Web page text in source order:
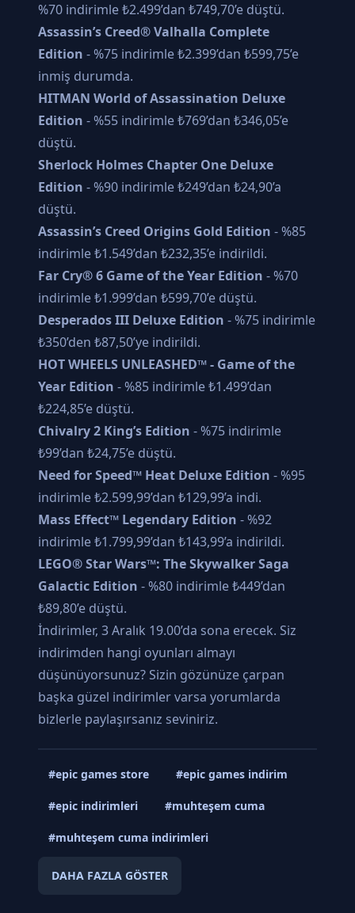
%70 indirimle ₺2.499’dan ₺749,70’e düştü.
Assassin’s Creed® Valhalla Complete
Edition - %75 indirimle ₺2.399’dan ₺599,75’e
inmiş durumda.
HITMAN World of Assassination Deluxe
Edition - %55 indirimle ₺769’dan ₺346,05’e
düştü.
Sherlock Holmes Chapter One Deluxe
Edition - %90 indirimle ₺249’dan ₺24,90’a
düştü.
Assassin’s Creed Origins Gold Edition - %85
indirimle ₺1.549’dan ₺232,35’e indirildi.
Far Cry® 6 Game of the Year Edition - %70
indirimle ₺1.999’dan ₺599,70’e düştü.
Desperados III Deluxe Edition - %75 indirimle
₺350’den ₺87,50’ye indirildi.
HOT WHEELS UNLEASHED™ - Game of the
Year Edition - %85 indirimle ₺1.499’dan
₺224,85’e düştü.
Chivalry 2 King’s Edition - %75 indirimle
₺99’dan ₺24,75’e düştü.
Need for Speed™ Heat Deluxe Edition - %95
indirimle ₺2.599,99’dan ₺129,99’a indi.
Mass Effect™ Legendary Edition - %92
indirimle ₺1.799,99’dan ₺143,99’a indirildi.
LEGO® Star Wars™: The Skywalker Saga
Galactic Edition - %80 indirimle ₺449’dan
₺89,80’e düştü.
İndirimler, 3 Aralık 19.00’da sona erecek. Siz
indirimden hangi oyunları almayı
düşünüyorsunuz? Sizin gözünüze çarpan
başka güzel indirimler varsa yorumlarda
bizlerle paylaşırsanız seviniriz.
#epic games store #epic games indirim
#epic indirimleri #muhteşem cuma
#muhteşem cuma indirimleri
DAHA FAZLA GÖSTER